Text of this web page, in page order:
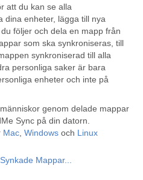
att du kan se alla
dina enheter, lägga till nya
följer och dela en mapp från
som ska synkroniseras, till
synkroniserad till alla
personliga saker är bara
enheter och inte på
genom delade mappar
Sync på din datorn.
Mac Windows och Linux
Synkade Mappar...